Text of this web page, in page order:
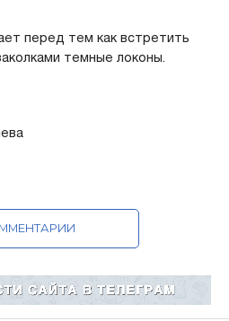
перед тем как встретить
темные локоны.